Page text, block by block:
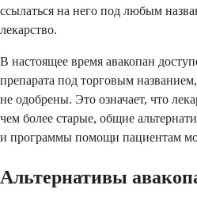
ссылаться на него под любым
лекарство.
В настоящее время авакопан
препарата под торговым
не одобрены. Это означает, что
чем более старые, общие
и программы помощи пациентам
Альтернативы